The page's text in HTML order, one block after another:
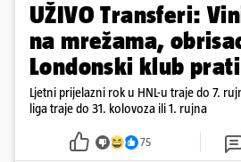
UŽIVO Transferi:
na mrežama,
Londonski klub
Ljetni prijelazni rok u HNL-u traje do 7.
liga traje do 31. kolovoza ili 1. rujna
75